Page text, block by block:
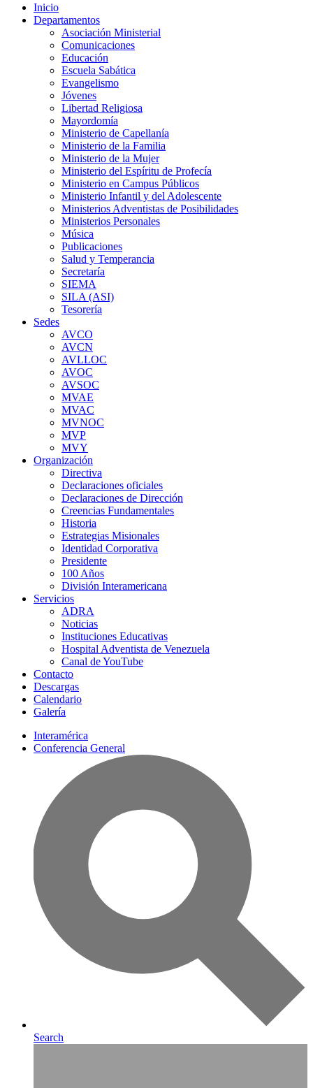
Inicio
Departamentos
Asociación Ministerial
Comunicaciones
Educación
Escuela Sabática
Evangelismo
Jóvenes
Libertad Religiosa
Mayordomía
Ministerio de Capellanía
Ministerio de la Familia
Ministerio de la Mujer
Ministerio del Espíritu de Profecía
Ministerio en Campus Públicos
Ministerio Infantil y del Adolescente
Ministerios Adventistas de Posibilidades
Ministerios Personales
Música
Publicaciones
Salud y Temperancia
Secretaría
SIEMA
SILA (ASI)
Tesorería
Sedes
AVCO
AVCN
AVLLOC
AVOC
AVSOC
MVAE
MVAC
MVNOC
MVP
MVY
Organización
Directiva
Declaraciones oficiales
Declaraciones de Dirección
Creencias Fundamentales
Historia
Estrategias Misionales
Identidad Corporativa
Presidente
100 Años
División Interamericana
Servicios
ADRA
Noticias
Instituciones Educativas
Hospital Adventista de Venezuela
Canal de YouTube
Contacto
Descargas
Calendario
Galería
Interamérica
Conferencia General
Search